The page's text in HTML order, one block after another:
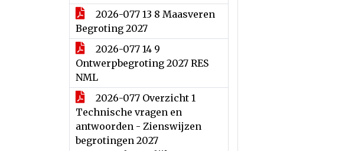
2026-077 13 8 Maasveren
Begroting 2027
2026-077 14 9
Ontwerpbegroting 2027 RES
NML
2026-077 Overzicht 1
Technische vragen en
antwoorden - Zienswijzen
begrotingen 2027